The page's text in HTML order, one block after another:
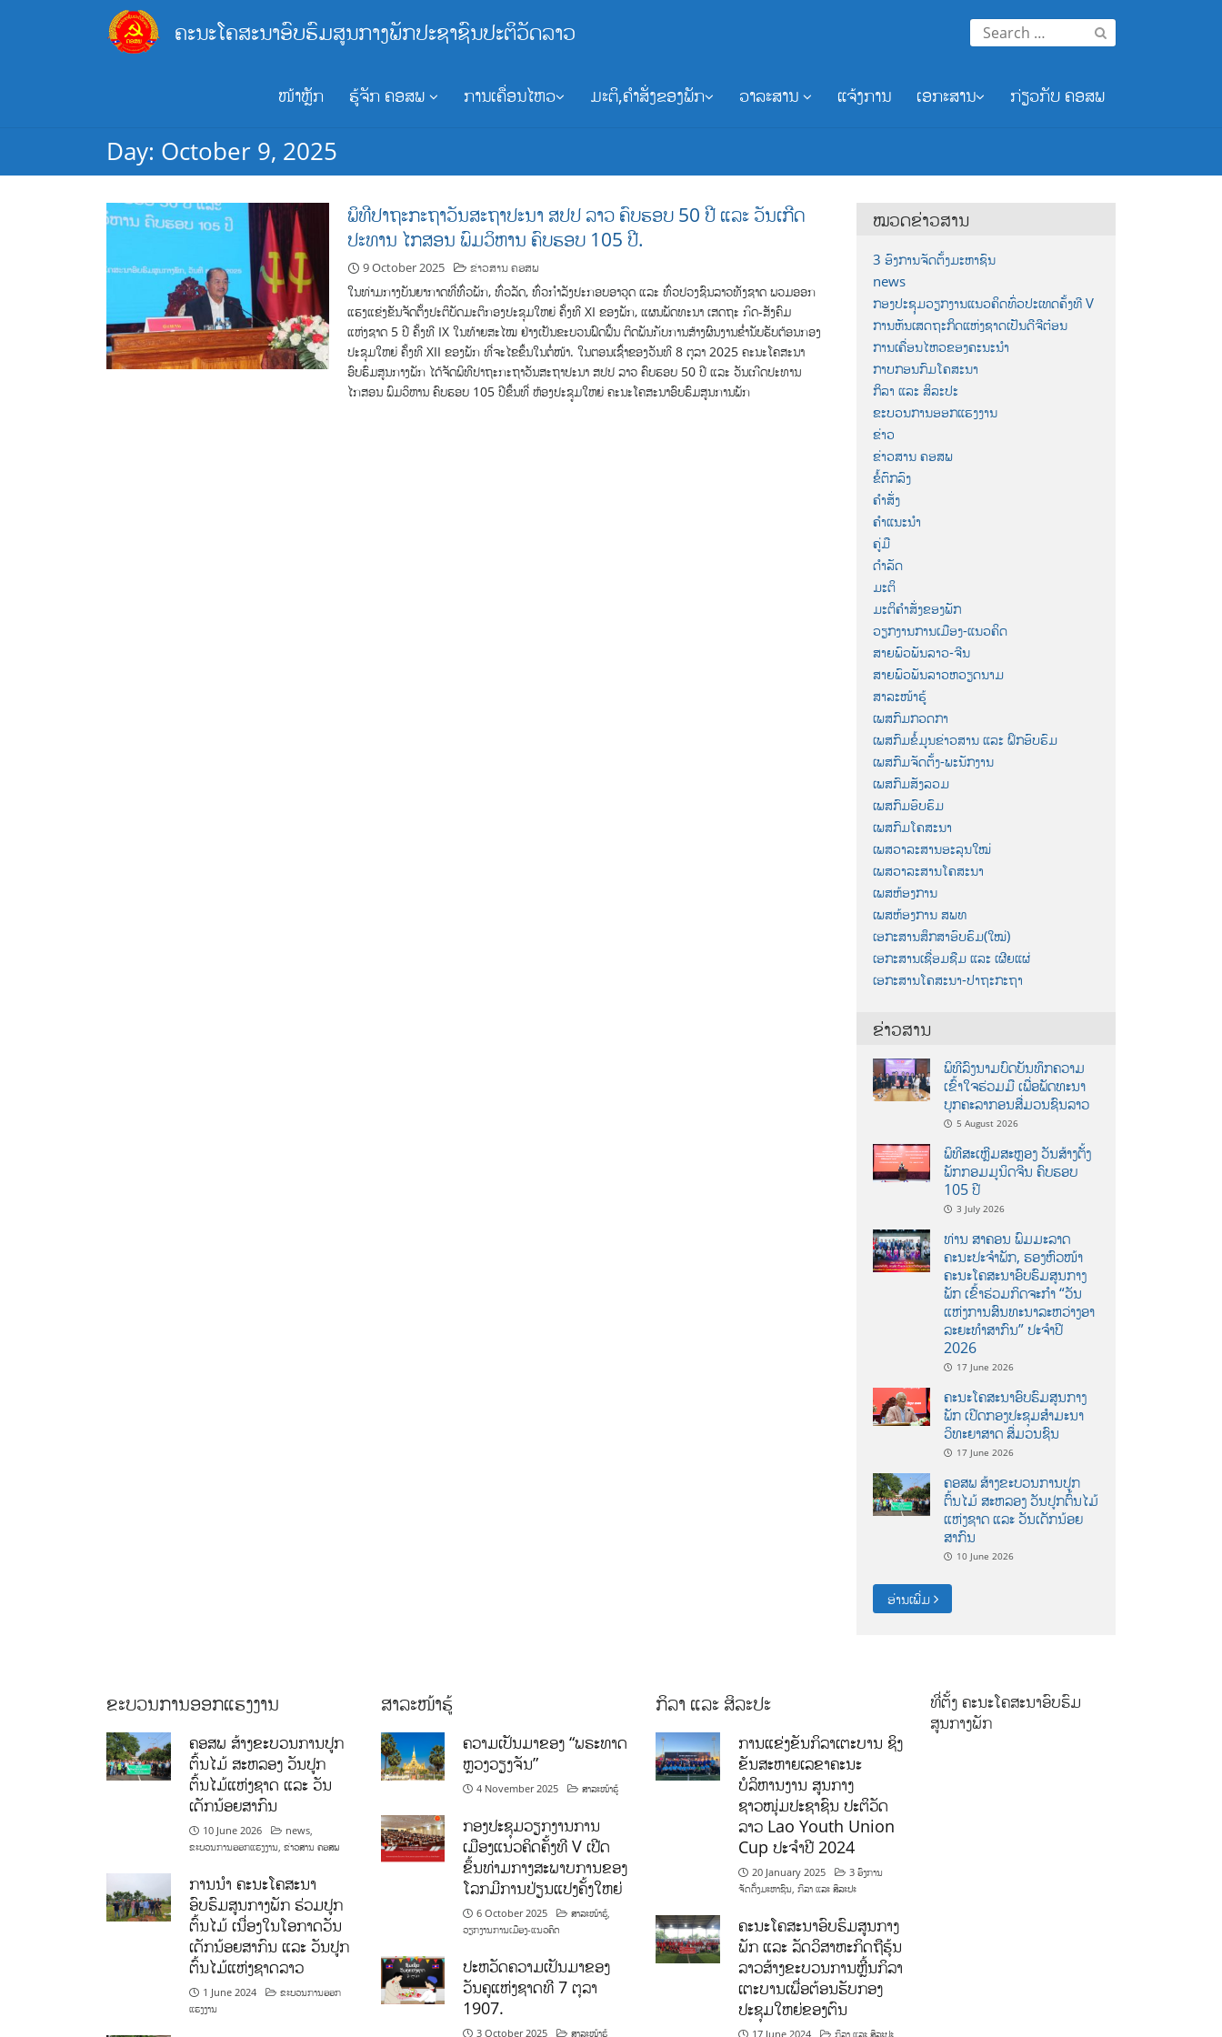
ຄະນະໂຄສະນາອົບຮົມສູນກາງພັກປະຊາຊົນປະຕິວັດລາວ
Search
for:
ໜ້າຫຼັກ ຮູ້ຈັກ ຄອສພ ການເຄື່ອນໄຫວ ມະຕິ,ຄຳສັ່ງຂອງພັກ ວາລະສານ ແຈ້ງການ ເອກະສານ ກ່ຽວກັບ ຄອສພ
Day: October 9, 2025
ພິທີປາຖະກະຖາວັນສະຖາປະນາ ສປປ ລາວ ຄົບຮອບ 50 ປີ ແລະ ວັນເກີດ
ປະທານ ໄກສອນ ພົມວິຫານ ຄົບຮອບ 105 ປີ.
9 October 2025 ຂ່າວສານ ຄອສພ
ໃນທ່າມກາງບັນຍາກາດທີ່ທົ່ວພັກ, ທົ່ວລັດ, ທົ່ວກໍາລັງປະກອບອາວຸດ ແລະ ທົ່ວປວງຊົນລາວທັງຊາດ ພວມອອກ
ແຮງແຂ່ງຂັນຈັດຕັ້ງປະຕິບັດມະຕິກອງປະຊຸມໃຫຍ່ ຄັ້ງທີ XI ຂອງພັກ, ແຜນພັດທະນາ ເສດຖະ ກິດ-ສັງຄົມ
ແຫ່ງຊາດ 5 ປີ ຄັ້ງທີ IX ໃນທ້າຍສະໄໝ ຢ່າງເປັນຂະບວນຟົດຟື້ນ ຕິດພັນກັບການສ້າງຜົນງານຂໍ່ານັບຮັບຕ້ອນກອງ
ປະຊຸມໃຫຍ່ ຄັ້ງທີ XII ຂອງພັກ ທີ່ຈະໄຂຂຶ້ນໃນຕໍ່ໜ້າ. ໃນຕອນເຊົ້າຂອງວັນທີ 8 ຕຸລາ 2025 ຄະນະໂຄສະນາ
ອົບຮົມສູນກາງພັກ ໄດ້ຈັດພິທີປາຖະກະຖາວັນສະຖາປະນາ ສປປ ລາວ ຄົບຮອບ 50 ປີ ແລະ ວັນເກີດປະທານ
ໄກສອນ ພົມວິຫານ ຄົບຮອບ 105 ປີຂຶ້ນທີ່ ຫ້ອງປະຊູມໃຫຍ່ ຄະນະໂຄສະນາອົບຮົມສູນການພັກ
ໝວດຂ່າວສານ
3 ອົງການຈັດຕັ້ງມະຫາຊົນ
news
ກອງປະຊຸມວຽກງານແນວຄິດທົ່ວປະເທດຄັ້ງທີ V
ການຫັນເສດຖະກິດແຫ່ງຊາດເປັນດີຈີຕ໋ອນ
ການເຄື່ອນໄຫວຂອງຄະນະນຳ
ກາບກອນກົມໂຄສະນາ
ກິລາ ແລະ ສິລະປະ
ຂະບວນການອອກແຮງງານ
ຂ່າວ
ຂ່າວສານ ຄອສພ
ຂໍ້ຕົກລົງ
ຄຳສັ່ງ
ຄຳແນະນຳ
ຄູ່ມື
ດຳລັດ
ມະຕິ
ມະຕິຄຳສັ່ງຂອງພັກ
ວຽກງານການເມືອງ-ແນວຄິດ
ສາຍພົວພັນລາວ-ຈີນ
ສາຍພົວພັນລາວຫວຽດນາມ
ສາລະໜ້າຮູ້
ເພສກົມກວດກາ
ເພສກົມຂໍ້ມູນຂ່າວສານ ແລະ ຝຶກອົບຮົມ
ເພສກົມຈັດຕັ້ງ-ພະນັກງານ
ເພສກົມສັງລວມ
ເພສກົມອົບຮົມ
ເພສກົມໂຄສະນາ
ເພສວາລະສານອະລຸນໃໝ່
ເພສວາລະສານໂຄສະນາ
ເພສຫ້ອງການ
ເພສຫ້ອງການ ສພທ
ເອກະສານສຶກສາອົບຮົມ(ໃໝ່)
ເອກະສານເຊື່ອມຊືມ ແລະ ເຜີຍແຜ່
ເອກະສານໂຄສະນາ-ປາຖະກະຖາ
ຂ່າວສານ
ພິທີລົງນາມບົດບັນທຶກຄວາມ
ເຂົ້າໃຈຮ່ວມມື ເພື່ອພັດທະນາ
ບຸກຄະລາກອນສື່ມວນຊົນລາວ
5 August 2026
ພິທີສະເຫຼີມສະຫຼອງ ວັນສ້າງຕັ້ງ
ພັກກອມມູນິດຈີນ ຄົບຮອບ
105 ປີ
3 July 2026
ທ່ານ ສາຄອນ ພົມມະລາດ
ຄະນະປະຈໍາພັກ, ຮອງຫົວໜ້າ
ຄະນະໂຄສະນາອົບຮົມສູນກາງ
ພັກ ເຂົ້າຮ່ວມກິດຈະກຳ “ວັນ
ແຫ່ງການສົນທະນາລະຫວ່າງອາ
ລະຍະທຳສາກົນ” ປະຈຳປີ
2026
17 June 2026
ຄະນະໂຄສະນາອົບຮົມສູນກາງ
ພັກ ເປີດກອງປະຊຸມສຳມະນາ
ວິທະຍາສາດ ສຶ່ມວນຊົນ
17 June 2026
ຄອສພ ສ້າງຂະບວນການປູກ
ຕົ້ນໄມ້ ສະຫລອງ ວັນປູກຕົ້ນໄມ້
ແຫ່ງຊາດ ແລະ ວັນເດັກນ້ອຍ
ສາກົນ
10 June 2026
ອ່ານເພີ່ມ
ຂະບວນການອອກແຮງງານ
ຄອສພ ສ້າງຂະບວນການປູກ
ຕົ້ນໄມ້ ສະຫລອງ ວັນປູກ
ຕົ້ນໄມ້ແຫ່ງຊາດ ແລະ ວັນ
ເດັກນ້ອຍສາກົນ
10 June 2026 news,
ຂະບວນການອອກແຮງງານ, ຂ່າວສານ ຄອສພ
ການນໍາ ຄະນະໂຄສະນາ
ອົບຮົມສູນກາງພັກ ຮ່ວມປູກ
ຕົ້ນໄມ້ ເນື່ອງໃນໂອກາດວັນ
ເດັກນ້ອຍສາກົນ ແລະ ວັນປູກ
ຕົ້ນໄມ້ແຫ່ງຊາດລາວ
1 June 2024
ຂະບວນການອອກ
ແຮງງານ
ສາລະໜ້າຮູ້
ຄວາມເປັນມາຂອງ “ພຣະທາດ
ຫຼວງວຽງຈັນ”
4 November 2025 ສາລະໜ້າຮູ້
ກອງປະຊຸມວຽກງານການ
ເມືອງແນວຄິດຄັ້ງທີ V ເປີດ
ຂຶ້ນທ່າມກາງສະພາບການຂອງ
ໂລກມີການປ່ຽນແປງຄັ້ງໃຫຍ່
6 October 2025 ສາລະໜ້າຮູ້,
ວຽກງານການເມືອງ-ແນວຄິດ
ປະຫວັດຄວາມເປັນມາຂອງ
ວັນຄູແຫ່ງຊາດທີ 7 ຕຸລາ
1907.
3 October 2025 ສາລະໜ້າຮູ້
ກິລາ ແລະ ສິລະປະ
ການແຂ່ງຂັນກິລາເຕະບານ ຊິງ
ຂັນສະຫາຍເລຂາຄະນະ
ບໍລິຫານງານ ສູນກາງ
ຊາວໜຸ່ມປະຊາຊົນ ປະຕິວັດ
ລາວ Lao Youth Union
Cup ປະຈຳປີ 2024
20 January 2025
3 ອົງການ
ຈັດຕັ້ງມະຫາຊົນ, ກິລາ ແລະ ສິລະປະ
ຄະນະໂຄສະນາອົບຮົມສູນກາງ
ພັກ ແລະ ລັດວິສາຫະກິດຖືຮຸ້ນ
ລາວສ້າງຂະບວນການຫຼີ້ນກິລາ
ເຕະບານເພື່ອຕ້ອນຮັບກອງ
ປະຊຸມໃຫຍ່ຂອງຕົນ
17 June 2024 ກິລາ ແລະ ສິລະປະ
ທີ່ຕັ້ງ ຄະນະໂຄສະນາອົບຮົມ
ສູນກາງພັກ